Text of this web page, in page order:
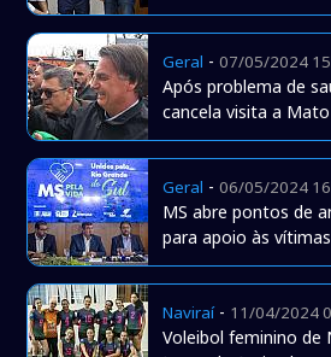
Geral -07/05/2024
Após problema de
cancela visita a
Geral -06/05/2024
MS abre pontos de
para apoio às
Naviraí- 11/04/2024
Voleibol feminino de